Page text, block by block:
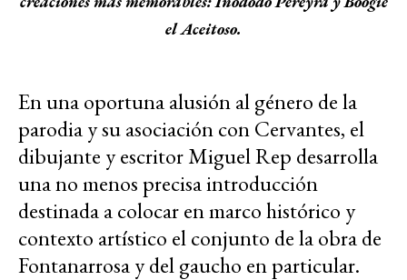
el Aceitoso.
En una oportuna alusión al género de la
parodia y su asociación con Cervantes, el
dibujante y escritor Miguel Rep desarrolla
una no menos precisa introducción
destinada a colocar en marco histórico y
contexto artístico el conjunto de la obra de
Fontanarrosa y del gaucho en particular.